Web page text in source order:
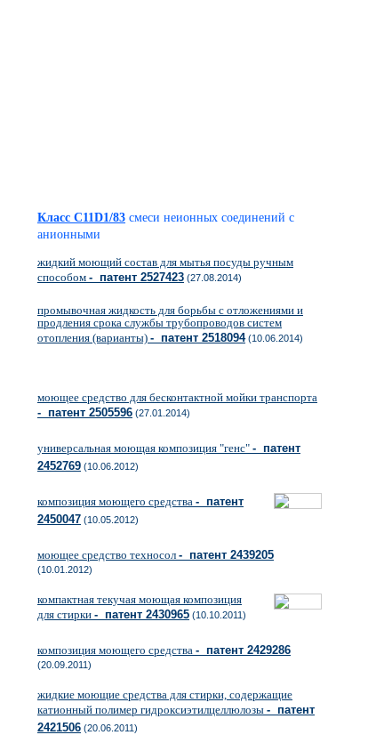
Класс C11D1/83 смеси неионных соединений с
анионными
жидкий моющий состав для мытья посуды ручным
способом - патент 2527423 (27.08.2014)
промывочная жидкость для борьбы с отложениями и
продления срока службы трубопроводов систем
отопления (варианты) - патент 2518094(10.06.2014)
моющее средство для бесконтактной мойки транспорта
- патент 2505596 (27.01.2014)
универсальная моющая композиция "генс" - патент
2452769 (10.06.2012)
композиция моющего средства - патент
2450047 (10.05.2012)
моющее средство техносол - патент 2439205
(10.01.2012)
компактная текучая моющая композиция
для стирки - патент 2430965 (10.10.2011)
композиция моющего средства - патент 2429286
(20.09.2011)
жидкие моющие средства для стирки, содержащие
катионный полимер гидроксиэтилцеллюлозы - патент
2421506 (20.06.2011)